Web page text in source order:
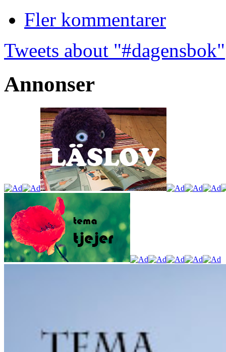
Fler kommentarer
Tweets about "#dagensbok"
Annonser